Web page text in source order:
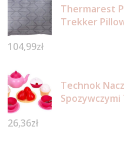
Thermarest
Trekker
104,99zł
Technok
Spozywczymi
26,36zł